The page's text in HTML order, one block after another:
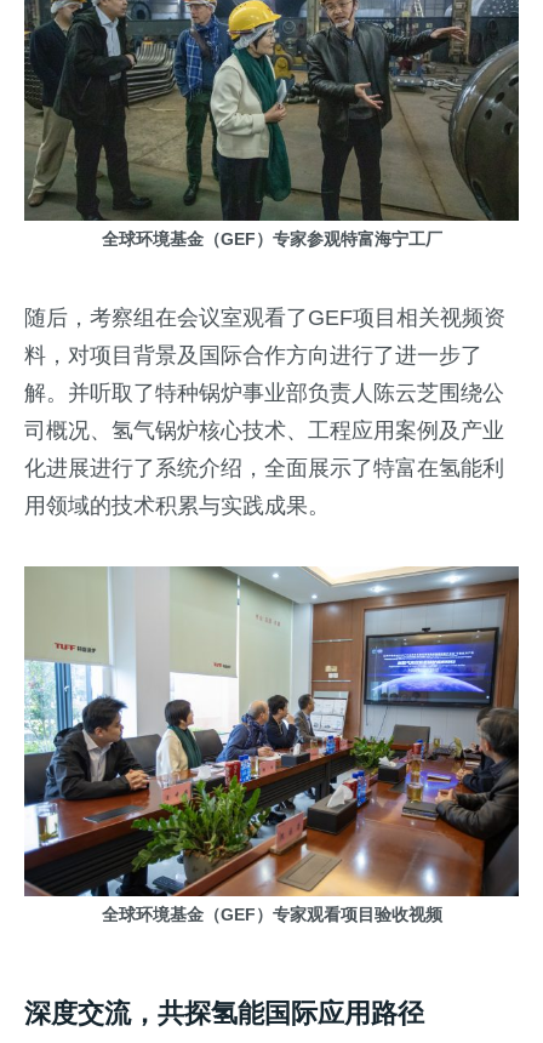
全球环境基金（GEF）专家参观特富海宁工厂
随后，考察组在会议室观看了GEF项目相关视频资
料，对项目背景及国际合作方向进行了进一步了
解。并听取了特种锅炉事业部负责人陈云芝围绕公
司概况、氢气锅炉核心技术、工程应用案例及产业
化进展进行了系统介绍，全面展示了特富在氢能利
用领域的技术积累与实践成果。
全球环境基金（GEF）专家观看项目验收视频
深度交流，共探氢能国际应用路径